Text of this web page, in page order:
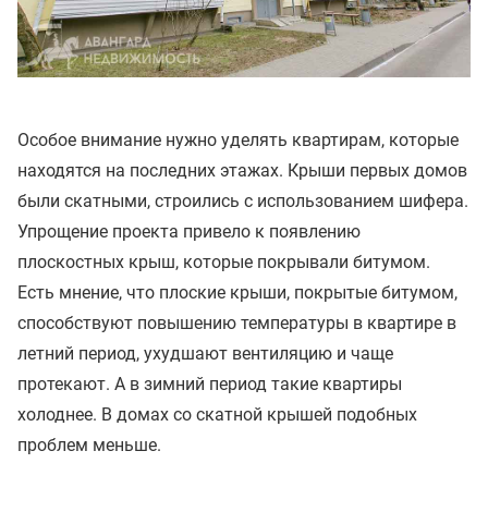
Особое внимание нужно уделять квартирам, которые
находятся на последних этажах. Крыши первых домов
были скатными, строились с использованием шифера.
Упрощение проекта привело к появлению
плоскостных крыш, которые покрывали битумом.
Есть мнение, что плоские крыши, покрытые битумом,
способствуют повышению температуры в квартире в
летний период, ухудшают вентиляцию и чаще
протекают. А в зимний период такие квартиры
холоднее. В домах со скатной крышей подобных
проблем меньше.